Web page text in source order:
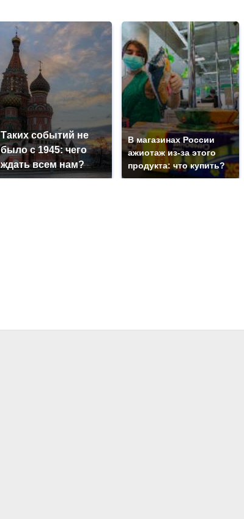
Таких событий не
было с 1945: чего
ждать всем нам?
В магазинах России
ажиотаж из-за этого
продукта: что купить?